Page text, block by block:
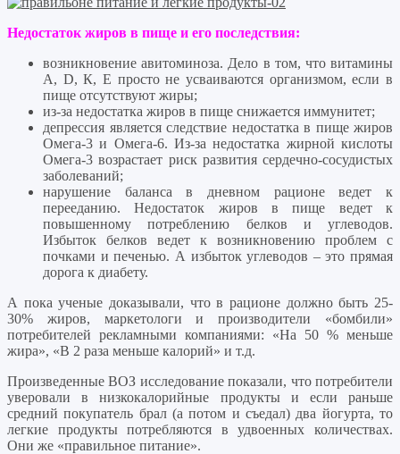
Недостаток жиров в пище и его последствия:
возникновение авитоминоза. Дело в том, что витамины
А, D, К, Е просто не усваиваются организмом, если в
пище отсутствуют жиры;
из-за недостатка жиров в пище снижается иммунитет;
депрессия является следствие недостатка в пище жиров
Омега-3 и Омега-6. Из-за недостатка жирной кислоты
Омега-3 возрастает риск развития сердечно-сосудистых
заболеваний;
нарушение баланса в дневном рационе ведет к
перееданию. Недостаток жиров в пище ведет к
повышенному потреблению белков и углеводов.
Избыток белков ведет к возникновению проблем с
почками и печенью. А избыток углеводов – это прямая
дорога к диабету.
А пока ученые доказывали, что в рационе должно быть 25-
30% жиров, маркетологи и производители «бомбили»
потребителей рекламными компаниями: «На 50 % меньше
жира», «В 2 раза меньше калорий» и т.д.
Произведенные ВОЗ исследование показали, что потребители
уверовали в низкокалорийные продукты и если раньше
средний покупатель брал (а потом и съедал) два йогурта, то
легкие продукты потребляются в удвоенных количествах.
Они же «правильное питание».